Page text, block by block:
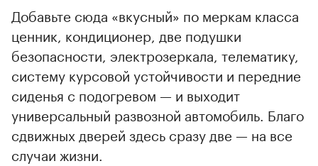
Добавьте сюда «вкусный» по меркам класса
ценник, кондиционер, две подушки
безопасности, электрозеркала, телематику,
систему курсовой устойчивости и передние
сиденья с подогревом — и выходит
универсальный развозной автомобиль. Благо
сдвижных дверей здесь сразу две — на все
случаи жизни.